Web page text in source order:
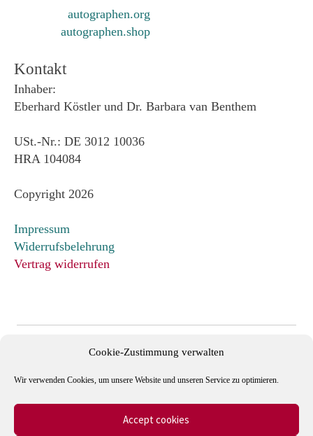
Cookie-Zustimmung verwalten
Wir verwenden Cookies, um unsere Website und unseren Service zu optimieren.
Accept cookies
autographen.org
autographen.shop
Kontakt
Inhaber:
Eberhard Köstler und Dr. Barbara van Benthem
USt.-Nr.: DE 3012 10036
HRA 104084
Copyright 2026
Impressum
Widerrufsbelehrung
Vertrag widerrufen